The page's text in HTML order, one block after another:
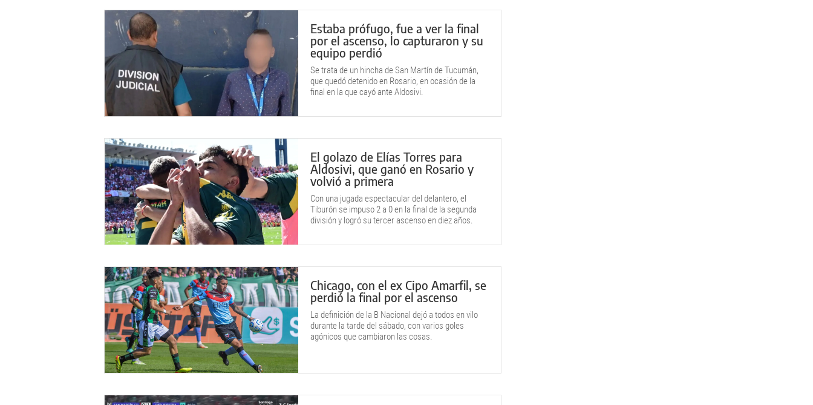
Estaba prófugo, fue a ver la final
por el ascenso, lo capturaron y su
equipo perdió
Se trata de un hincha de San Martín de Tucumán,
que quedó detenido en Rosario, en ocasión de la
final en la que cayó ante Aldosivi.
El golazo de Elías Torres para
Aldosivi, que ganó en Rosario y
volvió a primera
Con una jugada espectacular del delantero, el
Tiburón se impuso 2 a 0 en la final de la segunda
división y logró su tercer ascenso en diez años.
Chicago, con el ex Cipo Amarfil, se
perdió la final por el ascenso
La definición de la B Nacional dejó a todos en vilo
durante la tarde del sábado, con varios goles
agónicos que cambiaron las cosas.